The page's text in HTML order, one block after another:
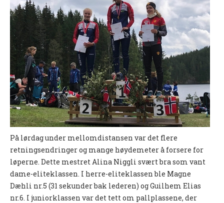
Presentasjon UFO
Ny på o-løp?
Nybegynnerkurs
BREDDE
Ny på o-løp?
Nyheter
SYKKEL
Grenserittet
BARNEIDRETT
Nyheter og informasjon
På lørdag under mellomdistansen var det flere
retningsendringer og mange høydemeter å forsere for
løperne. Dette mestret Alina Niggli svært bra som vant
dame-eliteklassen. I herre-eliteklassen ble Magne
Dæhli nr.5 (31 sekunder bak lederen) og Guilhem Elias
nr.6. I juniorklassen var det tett om pallplassene, der